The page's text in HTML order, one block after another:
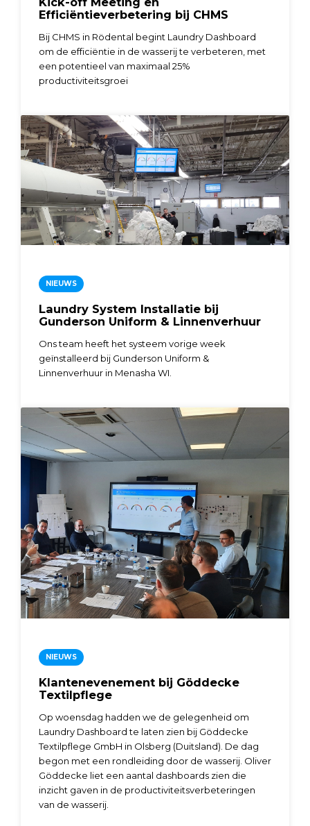
Efficiëntieverbetering bij CHMS
Bij CHMS in Rödental begint Laundry Dashboard
om de efficiëntie in de wasserij te verbeteren, met
een potentieel van maximaal 25%
productiviteitsgroei
NIEUWS
Laundry System Installatie bij
Gunderson Uniform & Linnenverhuur
Ons team heeft het systeem vorige week
geïnstalleerd bij Gunderson Uniform &
Linnenverhuur in Menasha WI.
NIEUWS
Klantenevenement bij Göddecke
Textilpflege
Op woensdag hadden we de gelegenheid om
Laundry Dashboard te laten zien bij Göddecke
Textilpflege GmbH in Olsberg (Duitsland). De dag
begon met een rondleiding door de wasserij. Oliver
Göddecke liet een aantal dashboards zien die
inzicht gaven in de productiviteitsverbeteringen
van de wasserij.